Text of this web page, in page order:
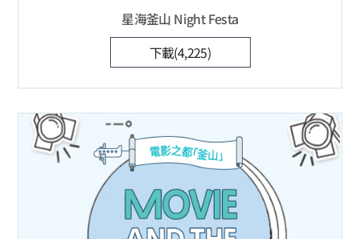
星海釜山 Night Festa
下載(4,225)